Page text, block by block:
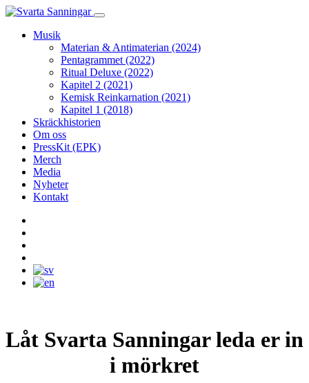
Musik
Materian & Antimaterian (2024)
Pentagrammet (2022)
Ritual Deluxe (2022)
Kapitel 2 (2021)
Kemisk Reinkarnation (2021)
Kapitel 1 (2018)
Skräckhistorien
Om oss
PressKit (EPK)
Merch
Media
Nyheter
Kontakt
Låt Svarta Sanningar leda er in
i mörkret